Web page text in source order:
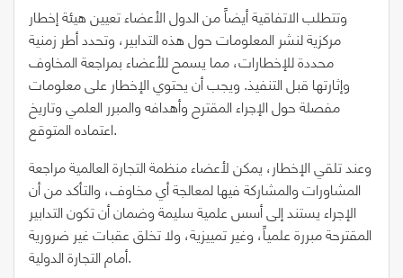
وتتطلب الاتفاقية أيضاً من الدول الأعضاء تعيين هيئة إخطار
مركزية لنشر المعلومات حول هذه التدابير، وتحدد أطر زمنية
محددة للإخطارات، مما يسمح للأعضاء بمراجعة المخاوف
وإثارتها قبل التنفيذ. ويجب أن يحتوي الإخطار على معلومات
مفصلة حول الإجراء المقترح وأهدافه والمبرر العلمي وتاريخ
اعتماده المتوقع.
وعند تلقي الإخطار، يمكن لأعضاء منظمة التجارة العالمية مراجعة
المشاورات والمشاركة فيها لمعالجة أي مخاوف، والتأكد من أن
الإجراء يستند إلى أسس علمية سليمة وضمان أن تكون التدابير
المقترحة مبررة علمياً، وغير تمييزية، ولا تخلق عقبات غير ضرورية
أمام التجارة الدولية.